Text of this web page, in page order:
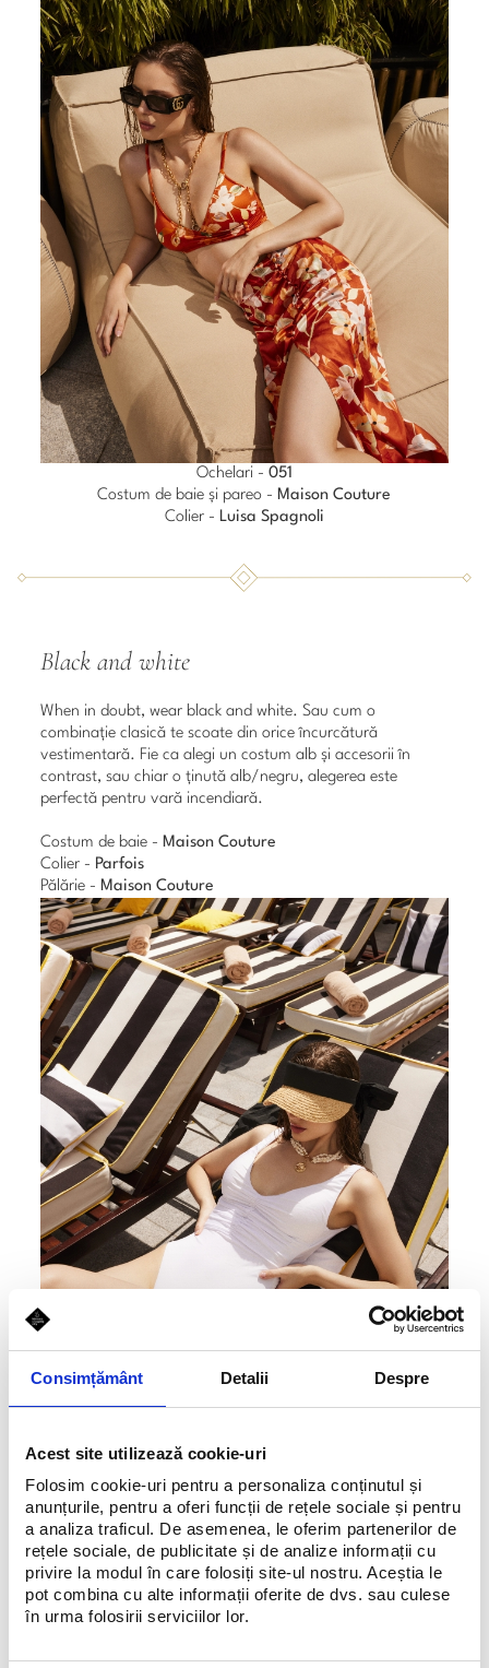
Consimțământ Detalii Despre
Acest site utilizează cookie-uri
Folosim cookie-uri pentru a personaliza conținutul și
anunțurile, pentru a oferi funcții de rețele sociale și pentru
a analiza traficul. De asemenea, le oferim partenerilor de
rețele sociale, de publicitate și de analize informații cu
privire la modul în care folosiți site-ul nostru. Aceștia le
pot combina cu alte informații oferite de dvs. sau culese
în urma folosirii serviciilor lor.
Ochelari - 051
Costum de baie și pareo -Maison Couture
Colier - Luisa Spagnoli
Black and white
When in doubt, wear black and white. Sau cum o
combinație clasică te scoate din orice încurcătură
vestimentară. Fie ca alegi un costum alb și accesorii în
contrast, sau chiar o ținută alb/negru, alegerea este
perfectă pentru vară incendiară.
Costum de baie - Maison Couture
Colier - Parfois
Pălărie - Maison Couture
The shining cowgirl
Go big or go home!
E timpul să strălucești, să fii the show girl, the one and only
intr-un costum de baie strălucitor asortat la cele mai cool
accesorii.